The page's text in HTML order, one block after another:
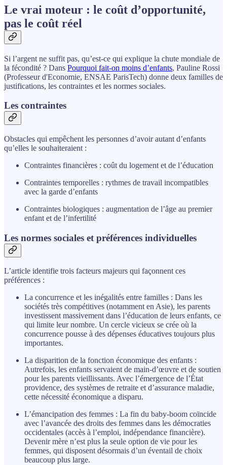
Le vrai moteur : le coût d’opportunité,
pas le coût réel
Si l’argent ne suffit pas, qu’est-ce qui explique la chute mondiale de
la fécondité ? Dans Pourquoi fait-on moins d’enfants, Pauline Rossi
(Professeur d'Economie, ENSAE ParisTech) donne deux familles de
justifications, les contraintes et les normes sociales.
Les contraintes
Obstacles qui empêchent les personnes d’avoir autant d’enfants
qu’elles le souhaiteraient :
Contraintes financières : coût du logement et de l’éducation
Contraintes temporelles : rythmes de travail incompatibles
avec la garde d’enfants
Contraintes biologiques : augmentation de l’âge au premier
enfant et de l’infertilité
Les normes sociales et préférences individuelles
L’article identifie trois facteurs majeurs qui façonnent ces
préférences :
La concurrence et les inégalités entre familles : Dans les
sociétés très compétitives (notamment en Asie), les parents
investissent massivement dans l’éducation de leurs enfants, ce
qui limite leur nombre. Un cercle vicieux se crée où la
concurrence pousse à des dépenses éducatives toujours plus
importantes.
La disparition de la fonction économique des enfants :
Autrefois, les enfants servaient de main-d’œuvre et de soutien
pour les parents vieillissants. Avec l’émergence de l’État
providence, des systèmes de retraite et d’assurance maladie,
cette nécessité économique a disparu.
L’émancipation des femmes : La fin du baby-boom coïncide
avec l’avancée des droits des femmes dans les démocraties
occidentales (accès à l’emploi, indépendance financière).
Devenir mère n’est plus la seule option de vie pour les
femmes, qui disposent désormais d’un éventail de choix
beaucoup plus large.